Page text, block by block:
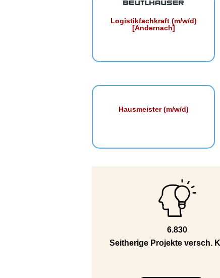
Logistikfachkraft (m/w/d)
[Andernach]
Hausmeister (m/w/d)
6.830
Seitherige Projekte versch.